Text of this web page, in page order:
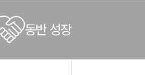
동반 성장